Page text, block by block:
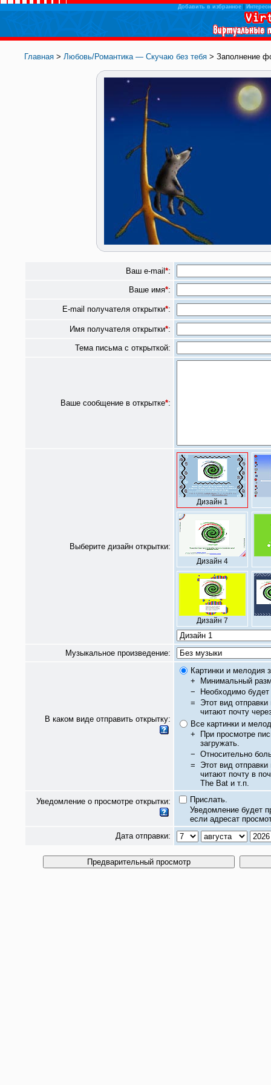
Добавить в избранное|
Главная > Любовь/Романтика — Скучаю без тебя > Заполнение
Ваш e-mail *:
Ваше имя*:
E-mail получателя открытки*:
Имя получателя открытки*:
Тема письма с открыткой:
Ваше сообщение в открытке*:
Выберите дизайн открытки:
Дизайн 1
Дизайн 4
Дизайн 7
Музыкальное произведение:
В каком виде отправить открытку:
Картинки и мелодия
+
Минимальный
−
Необходимо будет
= Этот вид
читают почту
Все картинки и
+
При просмотре
загружать.
− Относительно
= Этот вид
читают почту в
The Bat и т.п.
Уведомление о просмотре открытки:
Прислать.
Уведомление будет
если адресат
Дата отправки: